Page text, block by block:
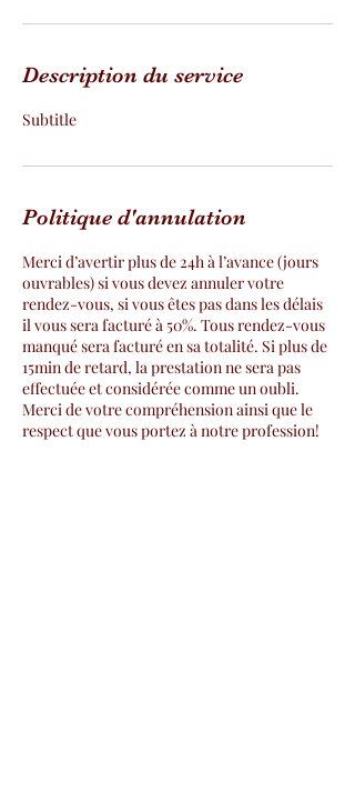
Description du service
Subtitle
Politique d'annulation
Merci d’avertir plus de 24h à l’avance (jours
ouvrables) si vous devez annuler votre
rendez-vous, si vous êtes pas dans les délais
il vous sera facturé à 50%. Tous rendez-vous
manqué sera facturé en sa totalité. Si plus de
15min de retard, la prestation ne sera pas
effectuée et considérée comme un oubli.
Merci de votre compréhension ainsi que le
respect que vous portez à notre profession!